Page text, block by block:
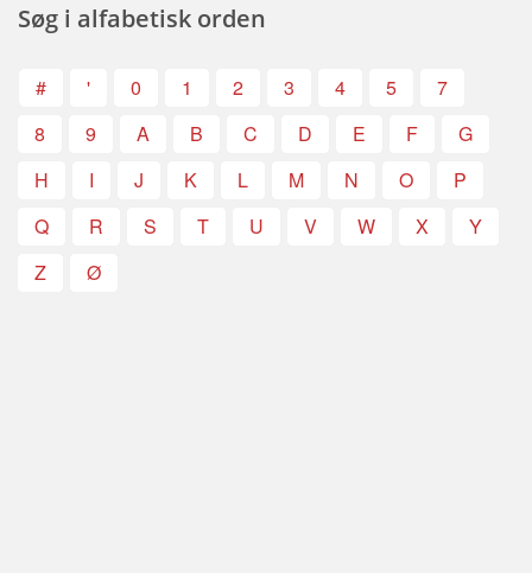
Søg i alfabetisk orden
# ' 0 1 2 3 4 5
7
8
9 A B C D E F
G
H
I J K L M N O
P
Q
R S T U V W X
Y
Z
Ø